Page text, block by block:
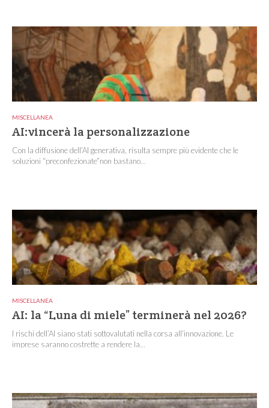
MISCELLANEA
AI:vincerà la personalizzazione
Con la diffusione dell’AI generativa, risulta sempre più evidente che le
soluzioni “preconfezionate”non bastano...
MISCELLANEA
AI: la “Luna di miele” terminerà nel 2026?
I rischi dell’AI siano stati sottovalutati nella corsa all’innovazione. Le
imprese saranno costrette a rendere la...